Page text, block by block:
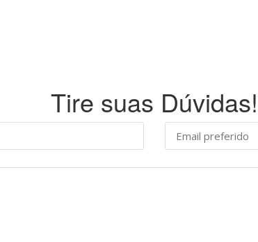
Tire suas Dúvidas!